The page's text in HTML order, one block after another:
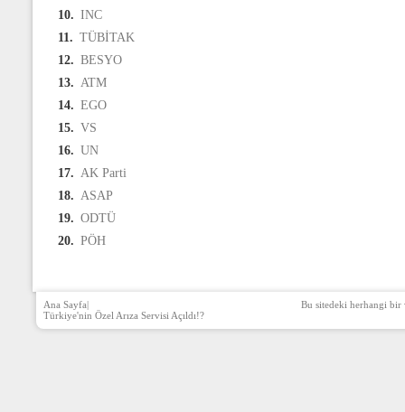
10. INC
11. TÜBİTAK
12. BESYO
13. ATM
14. EGO
15. VS
16. UN
17. AK Parti
18. ASAP
19. ODTÜ
20. PÖH
Ana Sayfa|
Türkiye'nin Özel Arıza Servisi Açıldı!?
Bu sitedeki herhangi bir